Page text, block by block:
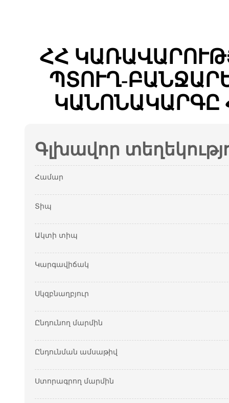
ՀՀ
ՊՏՈՒՂ-
ԿԱՆՈՆԱԿԱՐԳԸ
Գլխավոր
Համար
Տիպ
Ակտի տիպ
Կարգավիճակ
Սկզբնաղբյուր
Ընդունող մարմին
Ընդունման ամսաթիվ
Ստորագրող մարմին